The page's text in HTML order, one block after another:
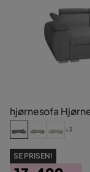
hjørnesofa
+3
SE PRISEN!